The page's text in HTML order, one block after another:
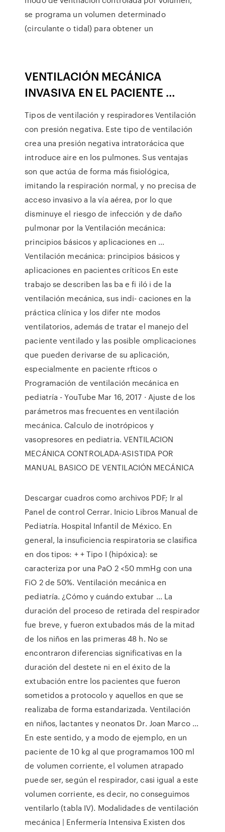
se programa un volumen determinado
(circulante o tidal) para obtener un
VENTILACIÓN MECÁNICA
INVASIVA EN EL PACIENTE …
Tipos de ventilación y respiradores Ventilación
con presión negativa. Este tipo de ventilación
crea una presión negativa intratorácica que
introduce aire en los pulmones. Sus ventajas
son que actúa de forma más fisiológica,
imitando la respiración normal, y no precisa de
acceso invasivo a la vía aérea, por lo que
disminuye el riesgo de infección y de daño
pulmonar por la Ventilación mecánica:
principios básicos y aplicaciones en ...
Ventilación mecánica: principios básicos y
aplicaciones en pacientes críticos En este
trabajo se describen las ba e fi iló i de la
ventilación mecánica, sus indi- caciones en la
práctica clínica y los difer nte modos
ventilatorios, además de tratar el manejo del
paciente ventilado y las posible omplicaciones
que pueden derivarse de su aplicación,
especialmente en paciente rfticos o
Programación de ventilación mecánica en
pediatría - YouTube Mar 16, 2017 · Ajuste de los
parámetros mas frecuentes en ventilación
mecánica. Calculo de inotrópicos y
vasopresores en pediatria. VENTILACION
MECÁNICA CONTROLADA-ASISTIDA POR
MANUAL BASICO DE VENTILACIÓN MECÁNICA
Descargar cuadros como archivos PDF; Ir al
Panel de control Cerrar. Inicio Libros Manual de
Pediatría. Hospital Infantil de México. En
general, la insuficiencia respiratoria se clasifica
en dos tipos: + + Tipo I (hipóxica): se
caracteriza por una PaO 2 <50 mmHg con una
FiO 2 de 50%. Ventilación mecánica en
pediatría. ¿Cómo y cuándo extubar ... La
duración del proceso de retirada del respirador
fue breve, y fueron extubados más de la mitad
de los niños en las primeras 48 h. No se
encontraron diferencias significativas en la
duración del destete ni en el éxito de la
extubación entre los pacientes que fueron
sometidos a protocolo y aquellos en que se
realizaba de forma estandarizada. Ventilación
en niños, lactantes y neonatos Dr. Joan Marco ...
En este sentido, y a modo de ejemplo, en un
paciente de 10 kg al que programamos 100 ml
de volumen corriente, el volumen atrapado
puede ser, según el respirador, casi igual a este
volumen corriente, es decir, no conseguimos
ventilarlo (tabla IV). Modalidades de ventilación
mecánica | Enfermería Intensiva Existen dos